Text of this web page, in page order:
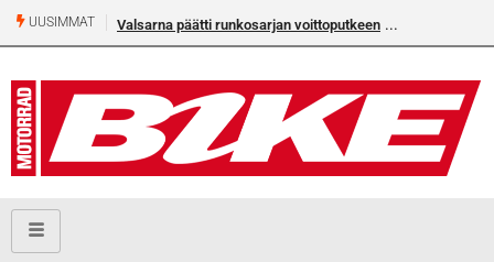
UUSIMMAT Valsarna päätti runkosarjan voittoputkeen